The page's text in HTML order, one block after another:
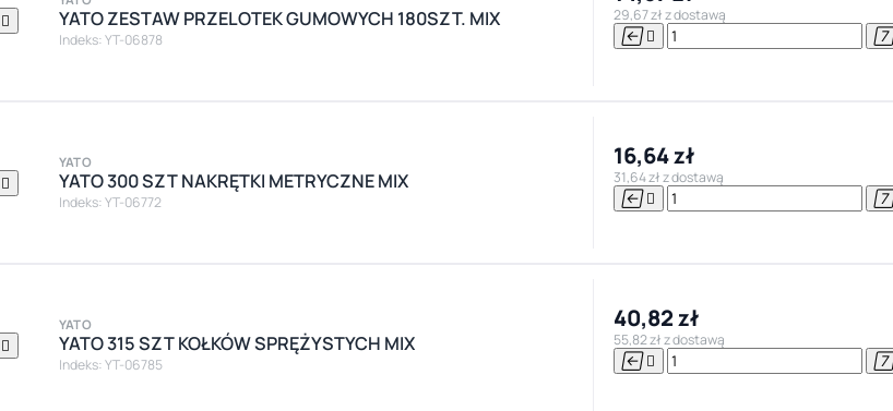
 YATO ZESTAW PRZELOTEK GUMOWYCH 180SZT. MIX
Indeks: YT-06878
29,67 zł z dostawą
 

YATO
YATO 300 SZT NAKRĘTKI METRYCZNE MIX
Indeks: YT-06772
16,64 zł
31,64 zł z dostawą
 

YATO
YATO 315 SZT KOŁKÓW SPRĘŻYSTYCH MIX
Indeks: YT-06785
40,82 zł
55,82 zł z dostawą
 